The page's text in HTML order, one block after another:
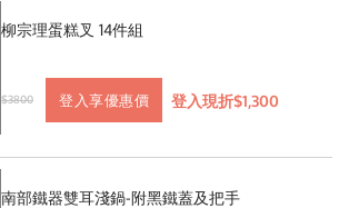
柳宗理蛋糕叉 14件組
$3800 登入享優惠價 登入現折$1,300
南部鐵器雙耳淺鍋-附黑鐵蓋及把手